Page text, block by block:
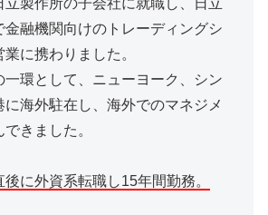
金融機関向けのトレーディングシ
に携わりました。
一環として、ニューヨーク、シン
に海外駐在し、海外でのマネジメ
きました。
に外資系転職し15年間勤務。